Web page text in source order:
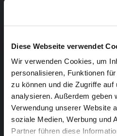
Diese Webseite verwendet
Wir verwenden Cookies, um
personalisieren, Funktionen
zu können und die Zugriffe auf
analysieren. Außerdem geben
Verwendung unserer Website
soziale Medien, Werbung und
Partner führen diese
Gemeinschaft beheimatet zu
grenzüberschreitend zu